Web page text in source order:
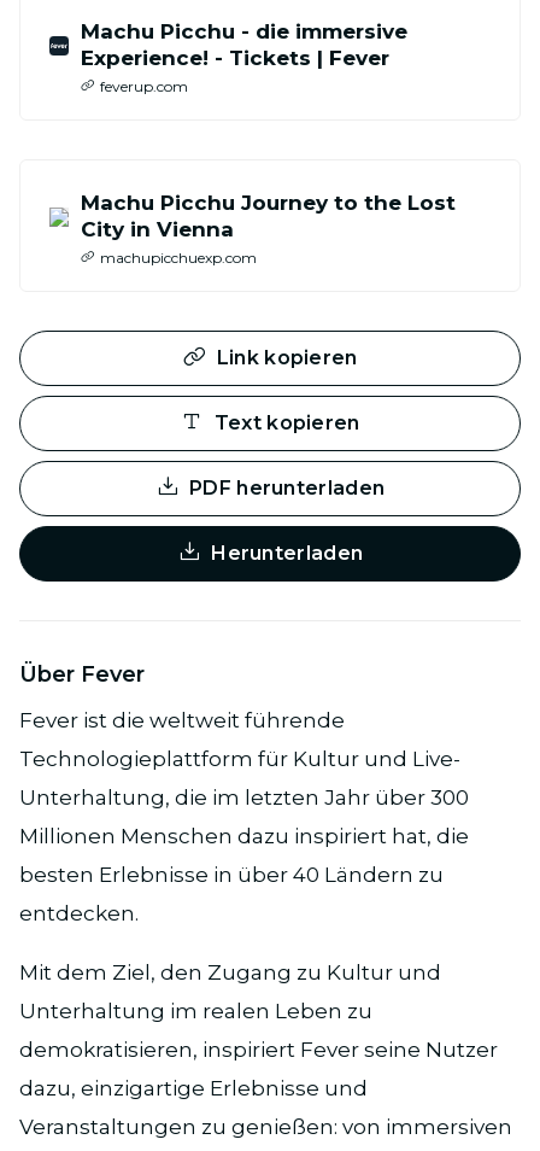
Machu Picchu - die immersive
Experience! - Tickets | Fever
feverup.com
Machu Picchu Journey to the Lost
City in Vienna
machupicchuexp.com
Link kopieren
Text kopieren
PDF herunterladen
Herunterladen
Über Fever
Fever ist die weltweit führende
Technologieplattform für Kultur und Live-
Unterhaltung, die im letzten Jahr über 300
Millionen Menschen dazu inspiriert hat, die
besten Erlebnisse in über 40 Ländern zu
entdecken.
Mit dem Ziel, den Zugang zu Kultur und
Unterhaltung im realen Leben zu
demokratisieren, inspiriert Fever seine Nutzer
dazu, einzigartige Erlebnisse und
Veranstaltungen zu genießen: von immersiven